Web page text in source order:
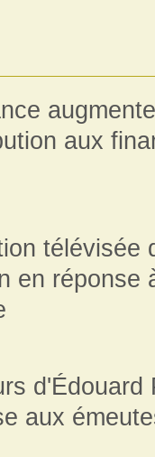
aux
télévisée
en réponse
d'Édouard
aux